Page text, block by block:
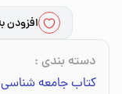
افزودن
دسته بندی :
کتاب جامعه شناسی